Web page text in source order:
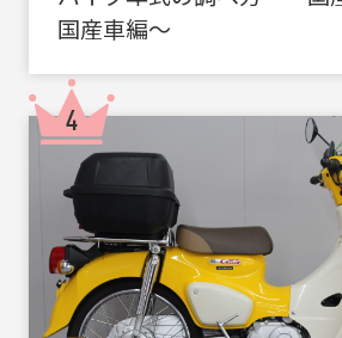
国産車編～